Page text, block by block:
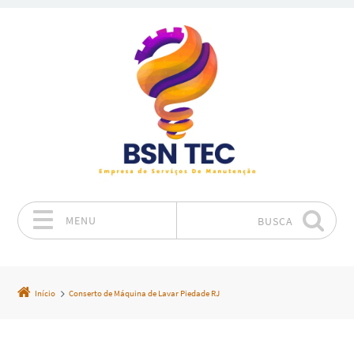
MENU BUSCA
Início Conserto de Máquina de Lavar Piedade RJ